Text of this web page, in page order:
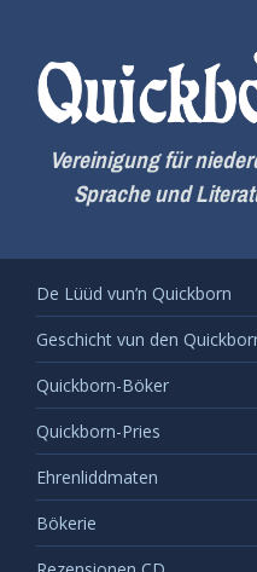
springen
Vereinigung für
Sprache und
De Lüüd vun’n Quickborn
Geschicht vun den
Quickborn-Böker
Quickborn-Pries
Ehrenliddmaten
Bökerie